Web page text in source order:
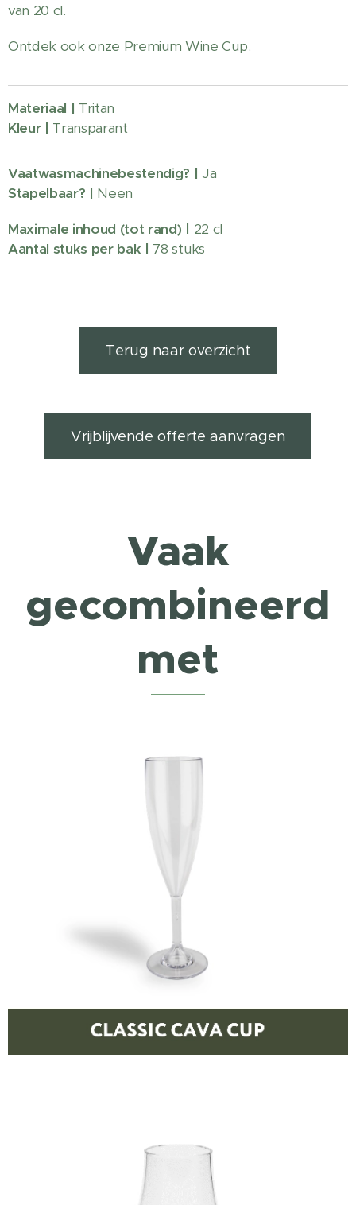
van 20 cl.
Ontdek ook onze Premium Wine Cup.
Materiaal | Tritan
Kleur | Transparant
Vaatwasmachinebestendig? | Ja
Stapelbaar? | Neen
Maximale inhoud (tot rand) | 22 cl
Aantal stuks per bak | 78 stuks
Terug naar overzicht
Vrijblijvende offerte aanvragen
Vaak
gecombineerd
met